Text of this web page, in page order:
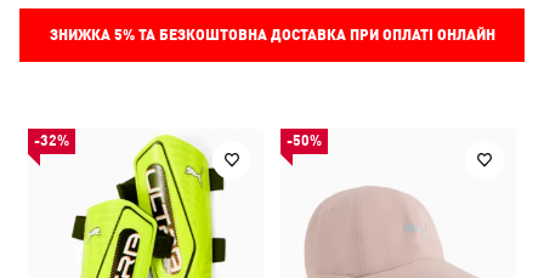
ЗНИЖКА 5%ТА БЕЗКОШТОВНА ДОСТАВКА ПРИ ОПЛАТІ ОНЛАЙН
-32% -50%